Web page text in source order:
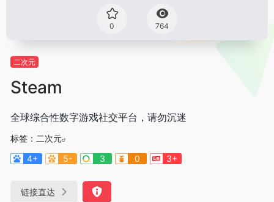
0 764
二次元
Steam
全球综合性数字游戏社交平台，请勿沉迷
标签： 二次元
4+
5- 3 0 3+
链接直达